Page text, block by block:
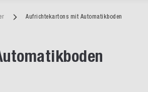
Aufrichtekartons mit Automatikboden